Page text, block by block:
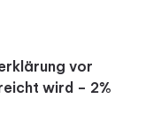
vor
wird – 2%